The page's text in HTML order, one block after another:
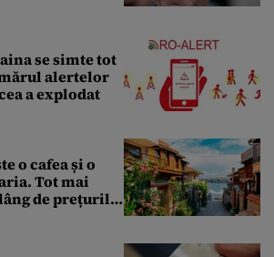
se simte tot
alertelor
a explodat
o cafea și o
Tot mai
de prețurile